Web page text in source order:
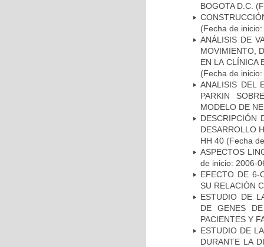
BOGOTA D.C.
(Fecha de
ANÁLISIS DE
MOVIMIENTO,
EN LA CLÍNICA
(Fecha de
ANALISIS DEL
PARKIN
MODELO DE
DESCRIPCIÓN
DESARROLLO
HH 40 (Fecha
ASPECTOS
de inicio: 2006-
EFECTO DE 6-
SU RELACIÓN
ESTUDIO DE
DE GENES
PACIENTES Y
ESTUDIO DE
DURANTE LA